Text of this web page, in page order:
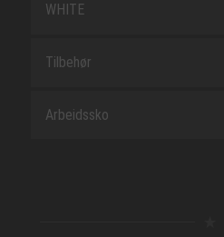
WHITE
Tilbehør
Arbeidssko